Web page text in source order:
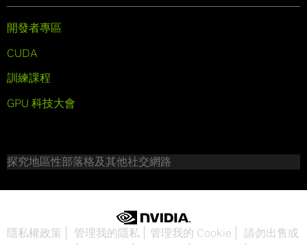
開發者專區
CUDA
訓練課程
GPU 科技大會
探究地區性部落格及其他社交網路
隱私權政策 管理我的隱私 管理我的 Cookie
請勿出售或